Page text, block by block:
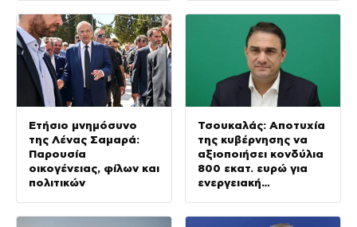
προπαγάνδα»
Ετήσιο μνημόσυνο
της Λένας Σαμαρά:
Παρουσία
οικογένειας, φίλων και
πολιτικών
Τσουκαλάς: Αποτυχία
της κυβέρνησης να
αξιοποιήσει κονδύλια
800 εκατ. ευρώ για
ενεργειακή